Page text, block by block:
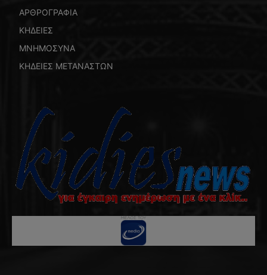
ΑΡΘΡΟΓΡΑΦΙΑ
ΚΗΔΕΙΕΣ
ΜΝΗΜΟΣΥΝΑ
ΚΗΔΕΙΕΣ ΜΕΤΑΝΑΣΤΩΝ